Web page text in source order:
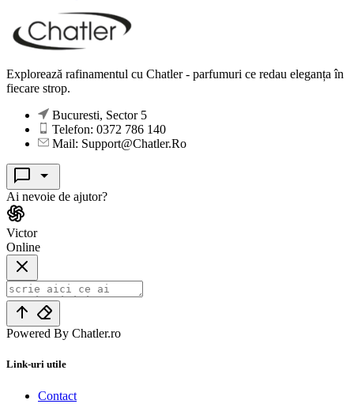
Explorează rafinamentul cu Chatler - parfumuri ce redau eleganța în
fiecare strop.
Bucuresti, Sector 5
Telefon: 0372 786 140
Mail: Support@Chatler.Ro
Ai nevoie de ajutor?
Victor
Online
Powered By Chatler.ro
Link-uri utile
Contact